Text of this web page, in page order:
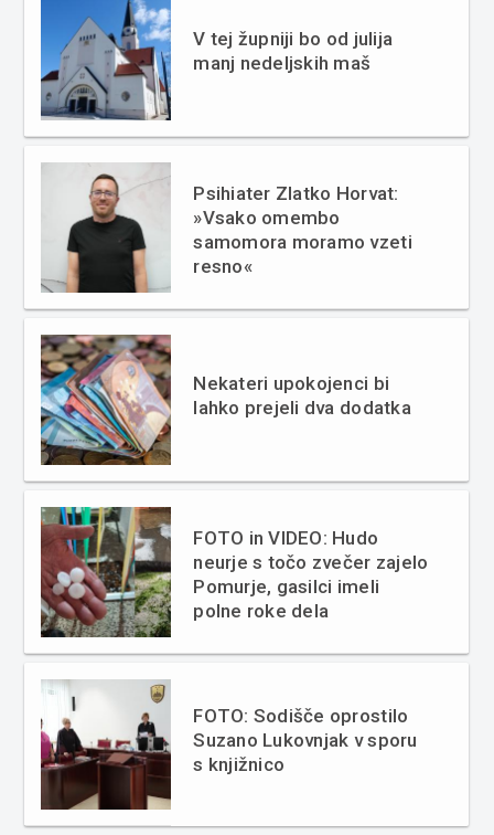
V tej župniji bo od julija
manj nedeljskih maš
Psihiater Zlatko Horvat:
»Vsako omembo
samomora moramo vzeti
resno«
Nekateri upokojenci bi
lahko prejeli dva dodatka
FOTO in VIDEO: Hudo
neurje s točo zvečer zajelo
Pomurje, gasilci imeli
polne roke dela
FOTO: Sodišče oprostilo
Suzano Lukovnjak v sporu
s knjižnico